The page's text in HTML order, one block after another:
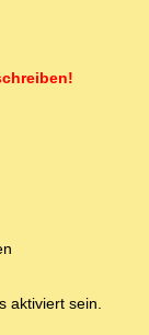
aktiviert sein.